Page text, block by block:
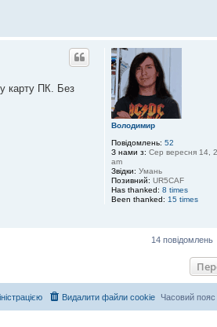
Володимир
Повідомлень: 52
З нами з: Сер вересня 14,
am
Звідки: Умань
Позивний: UR5CAF
Has thanked: 8 times
Been thanked: 15 times
карту ПК. Без
14 повідомлень
Часовий пояс
Видалити файли cookie